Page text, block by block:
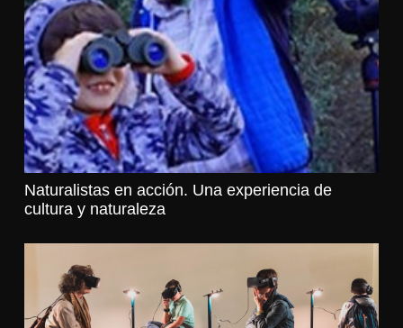
Naturalistas en acción. Una experiencia de
cultura y naturaleza